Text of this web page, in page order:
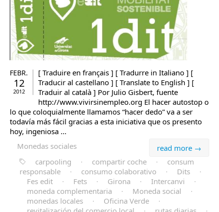
FEBR.
12
2012
[ Traduire en français ] [ Tradurre in Italiano ] [
Traducir al castellano ] [ Translate to English ] [
Traduir al català ] Por Julio Gisbert, fuente
http://www.vivirsinempleo.org El hacer autostop o
lo que coloquialmente llamamos “hacer dedo” va a ser
todavía más fácil gracias a esta iniciativa que os presento
hoy, ingeniosa ...
read more →
Monedas sociales
carpooling
· compartir coche ·
consum
responsable
· consumo colaborativo · Dits
·
Fes edit
· Fets · Girona · Intercanvi
·
moneda complementaria
· Moneda social
·
monedas locales
· Oficina Verde
·